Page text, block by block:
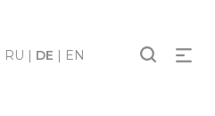
RU | DE | EN